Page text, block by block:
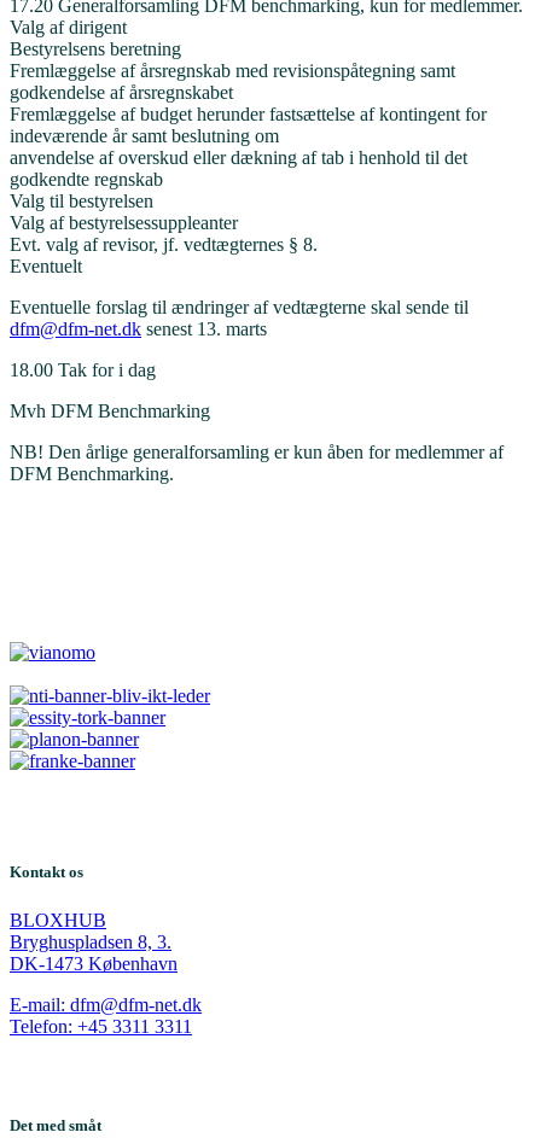
17.20 Generalforsamling DFM benchmarking, kun for medlemmer.
Valg af dirigent
Bestyrelsens beretning
Fremlæggelse af årsregnskab med revisionspåtegning samt
godkendelse af årsregnskabet
Fremlæggelse af budget herunder fastsættelse af kontingent for
indeværende år samt beslutning om
anvendelse af overskud eller dækning af tab i henhold til det
godkendte regnskab
Valg til bestyrelsen
Valg af bestyrelsessuppleanter
Evt. valg af revisor, jf. vedtægternes § 8.
Eventuelt
Eventuelle forslag til ændringer af vedtægterne skal sende til
dfm@dfm-net.dk senest 13. marts
18.00 Tak for i dag
Mvh DFM Benchmarking
NB! Den årlige generalforsamling er kun åben for medlemmer af
DFM Benchmarking.
Kontakt os
BLOXHUB
Bryghuspladsen 8, 3.
DK-1473 København
E-mail: dfm@dfm-net.dk
Telefon: +45 3311 3311
Det med småt